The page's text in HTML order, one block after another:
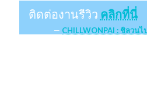
ติดต่องานรีวิว คลิกที่นี่
CHILLWONPAI : ชิลวน